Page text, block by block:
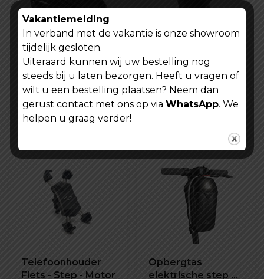
Fiets binnenband
Kenda 26 inch X
4.0 K1188
€19,99
Lees verder
Fietsmuts -
Bescherming voor
het hele gezicht!
€ 9,99
Telefoonhouder
Fiets - Step - Motor
Opbergtas
elektrische step 5L
Vakantiemelding
In verband met de vakantie is onze showroom
tijdelijk gesloten.
Uiteraard kunnen wij uw bestelling nog
steeds bij u laten bezorgen. Heeft u vragen of
wilt u een bestelling plaatsen? Neem dan
gerust contact met ons op via WhatsApp. We
helpen u graag verder!